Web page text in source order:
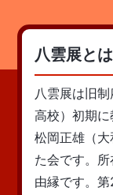
八雲展とは
八雲展は旧
高校）初期
松岡正雄（
た会です。
由縁です。